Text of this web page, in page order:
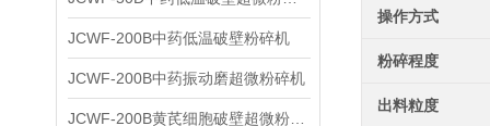
JCWF-200B中药低温破壁粉碎机
JCWF-200B中药振动磨超微粉碎机
操作方式
粉碎程度
出料粒度